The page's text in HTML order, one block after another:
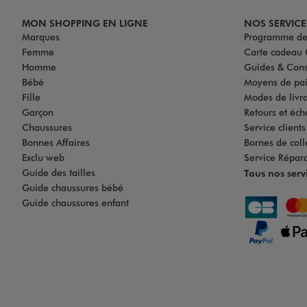
MON SHOPPING EN LIGNE
Marques
Femme
Homme
Bébé
Fille
Garçon
Chaussures
Bonnes Affaires
Exclu web
Guide des tailles
Guide chaussures bébé
Guide chaussures enfant
NOS
Programme
Carte cadeau
Guides &
Moyens de
Modes de
Retours et
Service
Bornes de
Service
Tous nos